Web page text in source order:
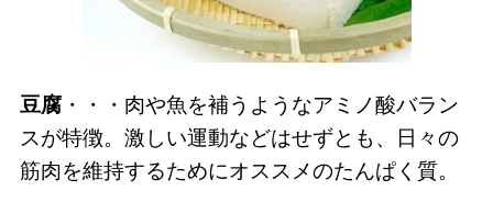
豆腐・・・肉や魚を補うようなアミノ酸バラン
スが特徴。激しい運動などはせずとも、日々の
筋肉を維持するためにオススメのたんぱく質。